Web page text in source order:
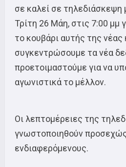
σε καλεί σε
Τρίτη 26 Μάη, στις 7:00 μμ
το κουβάρι αυτής της
συγκεντρώσουμε τα νέα
προετοιμαστούμε για να
αγωνιστικά το μέλλον.
Οι λεπτομέρειες της
γνωστοποιηθούν
ενδιαφερόμενους.